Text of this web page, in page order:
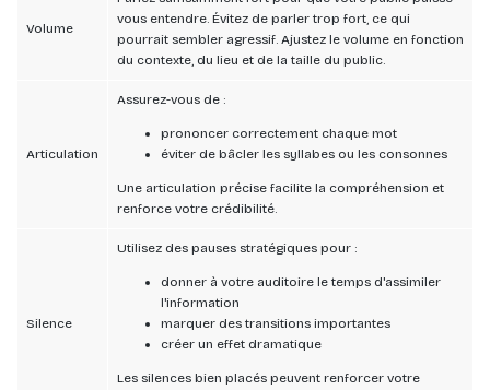
Volume
vous entendre. Évitez de parler trop fort, ce qui
pourrait sembler agressif. Ajustez le volume en fonction
du contexte, du lieu et de la taille du public.
Articulation
Assurez-vous de :
prononcer correctement chaque mot
éviter de bâcler les syllabes ou les consonnes
Une articulation précise facilite la compréhension et
renforce votre crédibilité.
Silence
Utilisez des pauses stratégiques pour :
donner à votre auditoire le temps d'assimiler
l'information
marquer des transitions importantes
créer un effet dramatique
Les silences bien placés peuvent renforcer votre